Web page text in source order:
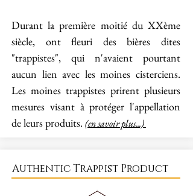
Durant la première moitié du XXème
siècle, ont fleuri des bières dites
"trappistes", qui n'avaient pourtant
aucun lien avec les moines cisterciens.
Les moines trappistes prirent plusieurs
mesures visant à protéger l'appellation
de leurs produits. (en savoir plus...)
Authentic Trappist Product